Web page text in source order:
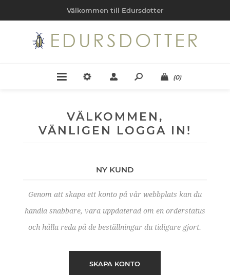
Välkommen till Edursdotter
(0)
VÄLKOMMEN,
VÄNLIGEN LOGGA IN!
NY KUND
Genom att skapa ett konto på vår webbplats kan du
handla snabbare, vara uppdaterad om en orderstatus
och hålla reda på de beställningar du tidigare gjort.
SKAPA KONTO